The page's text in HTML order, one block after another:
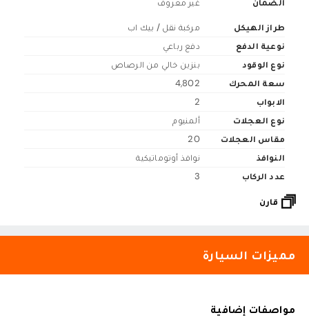
الضمان
غير معروف
طراز الهيكل
مركبة نقل / بيك اب
نوعية الدفع
دفع رباعي
نوع الوقود
بنزين خالي من الرصاص
سعة المحرك
4,802
الابواب
2
نوع العجلات
ألمنيوم
مقاس العجلات
20
النوافذ
نوافذ أوتوماتيكية
عدد الركاب
3
قارن
مميزات السيارة
مواصفات إضافية